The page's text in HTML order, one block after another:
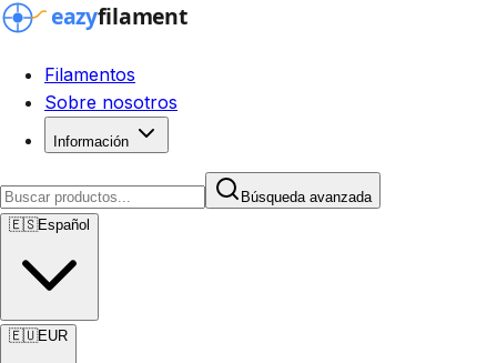
Filamentos
Sobre nosotros
Información
Búsqueda avanzada
🇪🇸Español
🇪🇺EUR